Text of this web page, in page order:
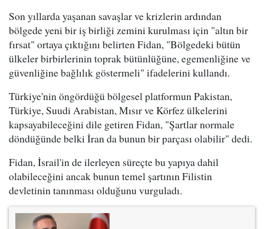
Son yıllarda yaşanan savaşlar ve krizlerin ardından
bölgede yeni bir iş birliği zemini kurulması için "altın bir
fırsat" ortaya çıktığını belirten Fidan, "Bölgedeki bütün
ülkeler birbirlerinin toprak bütünlüğüne, egemenliğine ve
güvenliğine bağlılık göstermeli" ifadelerini kullandı.
Türkiye'nin öngördüğü bölgesel platformun Pakistan,
Türkiye, Suudi Arabistan, Mısır ve Körfez ülkelerini
kapsayabileceğini dile getiren Fidan, "Şartlar normale
döndüğünde belki İran da bunun bir parçası olabilir" dedi.
Fidan, İsrail'in de ilerleyen süreçte bu yapıya dahil
olabileceğini ancak bunun temel şartının Filistin
devletinin tanınması olduğunu vurguladı.